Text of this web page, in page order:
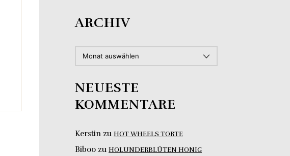
ARCHIV
NEUESTE
KOMMENTARE
Kerstin zu HOT WHEELS TORTE
Biboo zu HOLUNDERBLÜTEN HONIG